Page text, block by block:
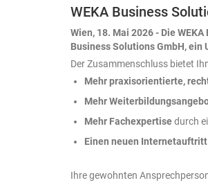
WEKA Business
Wien, 18. Mai 2026 - Die
Business Solutions GmbH, ein
Der Zusammenschluss bietet
Mehr praxisorientierte,
Mehr
Mehr Fachexpertisedurch
Einen neuen
Ihre gewohnten